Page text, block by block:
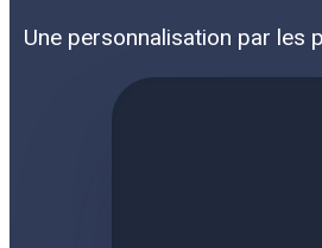
Une personnalisation par les